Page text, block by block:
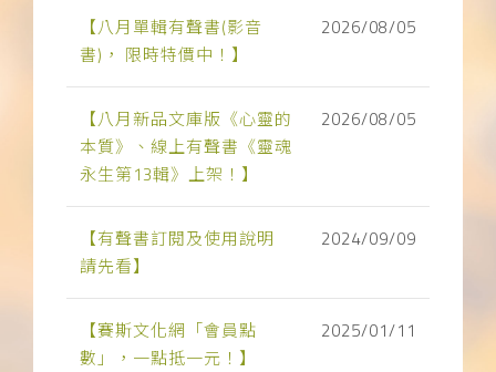
【八月單輯有聲書(影音
書)， 限時特價中！】
2026/08/05
【八月新品文庫版《心靈的
本質》、線上有聲書《靈魂
永生第13輯》上架！】
2026/08/05
【有聲書訂閱及使用說明
請先看】
2024/09/09
【賽斯文化網「會員點
數」，一點抵一元！】
2025/01/11
下載APP
常見問題